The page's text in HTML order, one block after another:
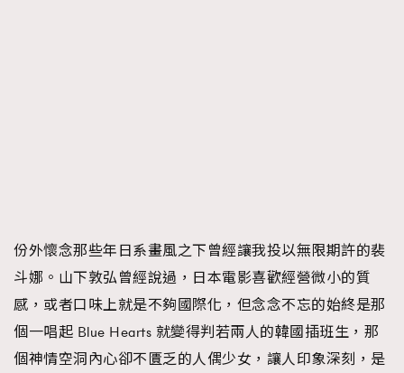
份外懷念那些年日系畫風之下曾經讓我投以無限期許的裴
斗娜。山下敦弘曾經說過，日本電影喜歡經營微小的質
感，或者口味上就是不夠國際化，但念念不忘的始終是那
個一唱起 Blue Hearts 就變得判若兩人的韓國插班生，那
個神情空洞內心卻不匱乏的人偶少女，讓人印象深刻，是